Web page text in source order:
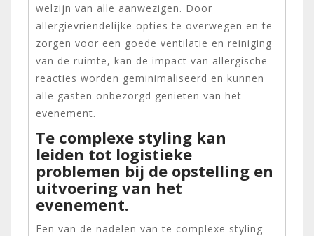
welzijn van alle aanwezigen. Door
allergievriendelijke opties te overwegen en te
zorgen voor een goede ventilatie en reiniging
van de ruimte, kan de impact van allergische
reacties worden geminimaliseerd en kunnen
alle gasten onbezorgd genieten van het
evenement.
Te complexe styling kan
leiden tot logistieke
problemen bij de opstelling en
uitvoering van het
evenement.
Een van de nadelen van te complexe styling